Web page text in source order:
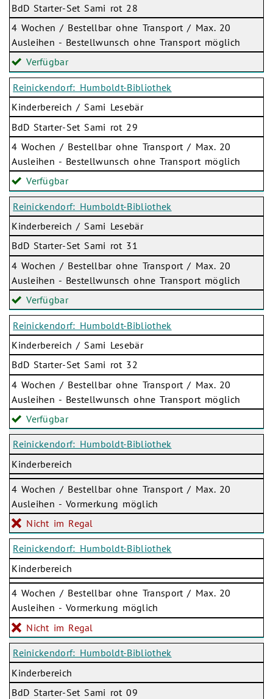
BdD Starter-Set Sami rot 28
4 Wochen / Bestellbar ohne Transport / Max. 20
Ausleihen - Bestellwunsch ohne Transport möglich
Verfügbar
Reinickendorf: Humboldt-Bibliothek
Kinderbereich / Sami Lesebär
BdD Starter-Set Sami rot 29
4 Wochen / Bestellbar ohne Transport / Max. 20
Ausleihen - Bestellwunsch ohne Transport möglich
Verfügbar
Reinickendorf: Humboldt-Bibliothek
Kinderbereich / Sami Lesebär
BdD Starter-Set Sami rot 31
4 Wochen / Bestellbar ohne Transport / Max. 20
Ausleihen - Bestellwunsch ohne Transport möglich
Verfügbar
Reinickendorf: Humboldt-Bibliothek
Kinderbereich / Sami Lesebär
BdD Starter-Set Sami rot 32
4 Wochen / Bestellbar ohne Transport / Max. 20
Ausleihen - Bestellwunsch ohne Transport möglich
Verfügbar
Reinickendorf: Humboldt-Bibliothek
Kinderbereich
4 Wochen / Bestellbar ohne Transport / Max. 20
Ausleihen - Vormerkung möglich
Nicht im Regal
Reinickendorf: Humboldt-Bibliothek
Kinderbereich
4 Wochen / Bestellbar ohne Transport / Max. 20
Ausleihen - Vormerkung möglich
Nicht im Regal
Reinickendorf: Humboldt-Bibliothek
Kinderbereich
BdD Starter-Set Sami rot 09